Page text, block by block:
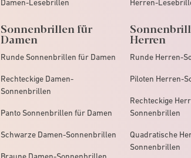
Damen-Lesebrillen
Sonnenbrillen für
Damen
Runde Sonnenbrillen für Damen
Rechteckige Damen-
Sonnenbrillen
Panto Sonnenbrillen für Damen
Schwarze Damen-Sonnenbrillen
Herren-
Herren
Runde Herren-
Piloten Herren-
Rechteckige
Sonnenbrillen
Quadratische
Sonnenbrillen